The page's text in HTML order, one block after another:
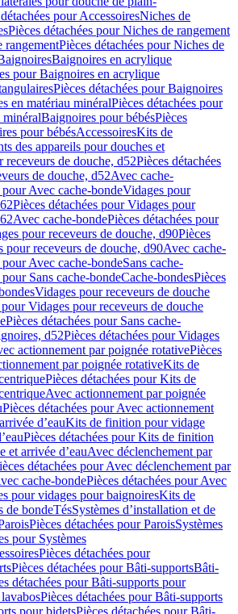
pour AccessoiresNiches de
Pièces détachées pour Niches de rangement
rangementPièces détachées pour Niches de
Baignoires en acrylique
pour Baignoires en acrylique
Pièces détachées pour Baignoires
en matériau minéralPièces détachées pour
minéralBaignoires pour bébésPièces
pour bébésAccessoiresKits de
des appareils pour douches et
receveurs de douche, d52Pièces détachées
de douche, d52Avec cache-
pour Avec cache-bondeVidages pour
Pièces détachées pour Vidages pour
Avec cache-bondePièces détachées pour
pour receveurs de douche, d90Pièces
pour receveurs de douche, d90Avec cache-
pour Avec cache-bondeSans cache-
pour Sans cache-bondeCache-bondesPièces
Vidages pour receveurs de douche
pour Vidages pour receveurs de douche
Pièces détachées pour Sans cache-
d52Pièces détachées pour Vidages
actionnement par poignée rotativePièces
par poignée rotativeKits de
Pièces détachées pour Kits de
Avec actionnement par poignée
Pièces détachées pour Avec actionnement
d’eauKits de finition pour vidage
Pièces détachées pour Kits de finition
et arrivée d’eauAvec déclenchement par
détachées pour Avec déclenchement par
cache-bondePièces détachées pour Avec
pour vidages pour baignoiresKits de
de bondeTésSystèmes d’installation et de
Pièces détachées pour ParoisSystèmes
pour Systèmes
Pièces détachées pour
Pièces détachées pour Bâti-supportsBâti-
détachées pour Bâti-supports pour
Pièces détachées pour Bâti-supports
pour bidetsPièces détachées pour Bâti-